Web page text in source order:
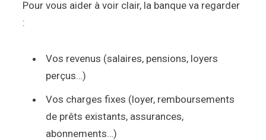
Pour vous aider à voir clair, la banque va regarder
:
Vos revenus (salaires, pensions, loyers
perçus…)
Vos charges fixes (loyer, remboursements
de prêts existants, assurances,
abonnements…)